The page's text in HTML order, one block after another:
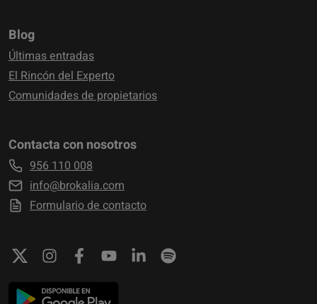
Blog
Últimas entradas
El Rincón del Experto
Comunidades de propietarios
Contacta con nosotros
956 110 008
info@brokalia.com
Formulario de contacto